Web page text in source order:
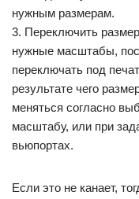
нужным размерам.
3. Переключить
нужные масштабы,
переключать под
результате чего
меняться согласно
масштабу, или при
вьюпортах.
Если это не канает,